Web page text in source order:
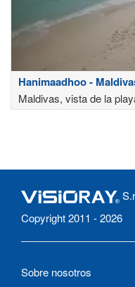
Hanimaadhoo -
Maldivas, vista de la
Copyright 2011 - 2026
Sobre nosotros